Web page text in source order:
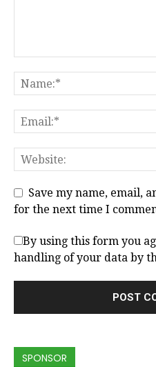
Save my name, email,
for the next time I
By using this form you
handling of your data by
SPONSOR